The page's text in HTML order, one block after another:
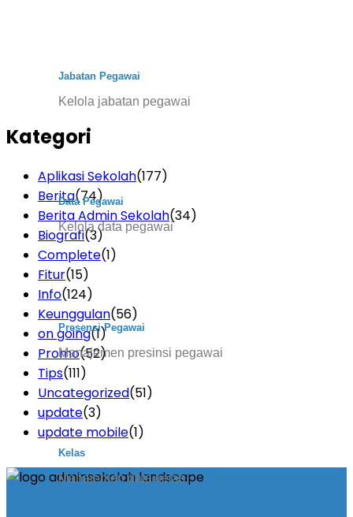
Jabatan Pegawai
Kelola jabatan pegawai
Data Pegawai
Kelola data pegawai
Presensi Pegawai
Manajemen presinsi pegawai
Kelas
Manajemen data kelas
Kategori
Aplikasi Sekolah(177)
Berita(74)
Berita Admin Sekolah(34)
Biografi(3)
Complete(1)
Fitur(15)
Info(124)
Keunggulan(56)
on going(1)
Promo(52)
Tips(111)
Uncategorized(51)
update(3)
update mobile(1)